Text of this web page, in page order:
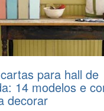
para hall de
14 modelos e
decorar